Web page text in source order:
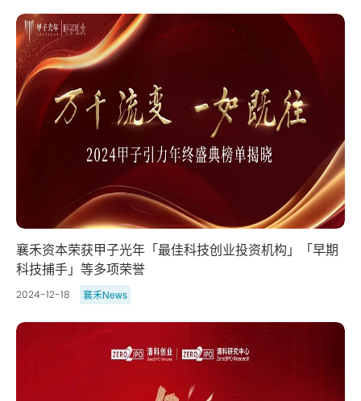
襄禾资本荣获甲子光年「最佳科技创业投资机构」「早期
科技捕手」等多项荣誉
2024-12-18 襄禾News